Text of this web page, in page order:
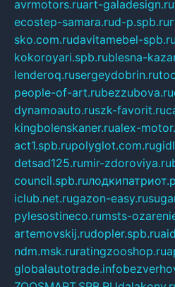
avrmotors.ruart-galadesign.ru
ecostep-samara.rud-p.spb.ru
sko.com.rudavitamebel-spb.ru
kokoroyari.spb.rublesna-
lenderoq.rusergeydobrin.ru
people-of-art.rubezzubova.ru
dynamoauto.ruszk-favorit.ru
kingbolenskaner.rualex-
act1.spb.rupolyglot.com.ru
detsad125.rumir-zdoroviya.ru
council.spb.ru
iclub.net.rugazon-easy.ru
pylesostineco.rumsts-
artemovskij.rudopler.spb.ru
ndm.msk.ruratingzooshop.ru
globalautotrade.info